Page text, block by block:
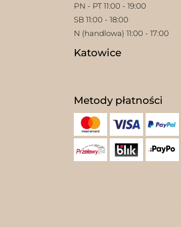
PN - PT 11:00 - 19:00
SB 11:00 - 18:00
N (handlowa) 11:00 - 17:00
Katowice
Metody płatności